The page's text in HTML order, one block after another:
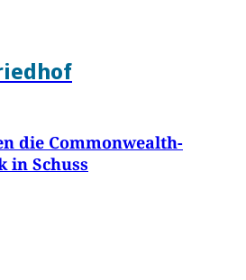
die Commonwealth-
in Schuss